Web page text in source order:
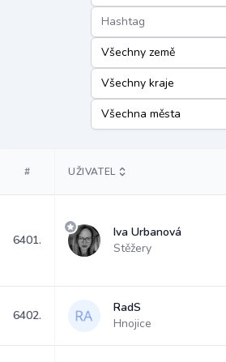
Hashtag
# UŽIVATEL
6401.
Iva Urbanová
Stěžery
6402.
RadS
Hnojice